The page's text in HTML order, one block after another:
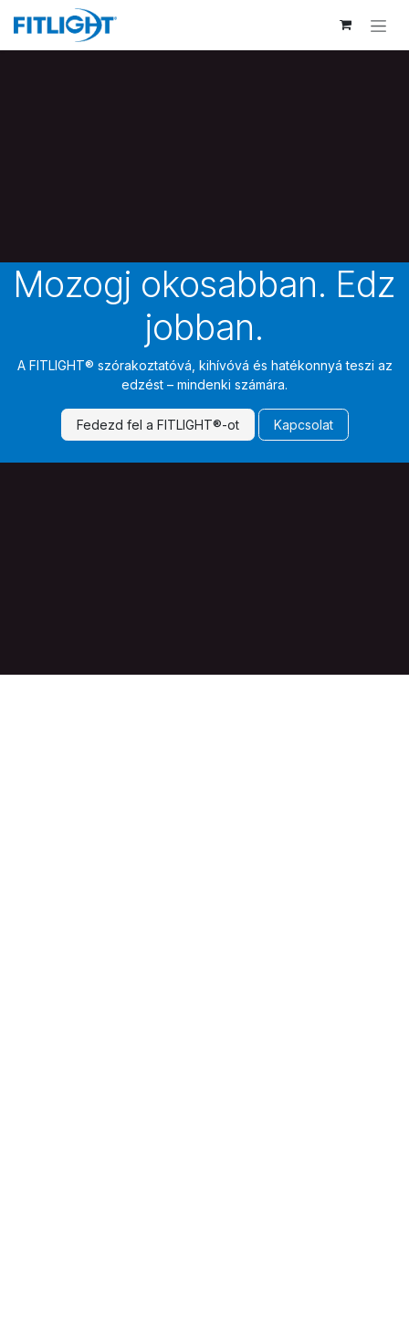
Kihagyás és továbblépés a tartalomhoz
Mozogj okosabban. Edz
jobban.
A FITLIGHT® szórakoztatóvá, kihívóvá és hatékonnyá teszi az
edzést – mindenki számára.
Fedezd fel a FITLIGHT®-ot Kapcsolat